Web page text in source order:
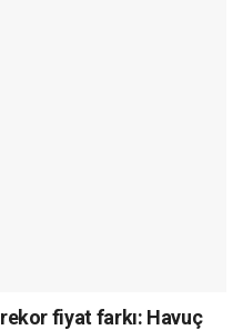
fiyat farkı: Havuç